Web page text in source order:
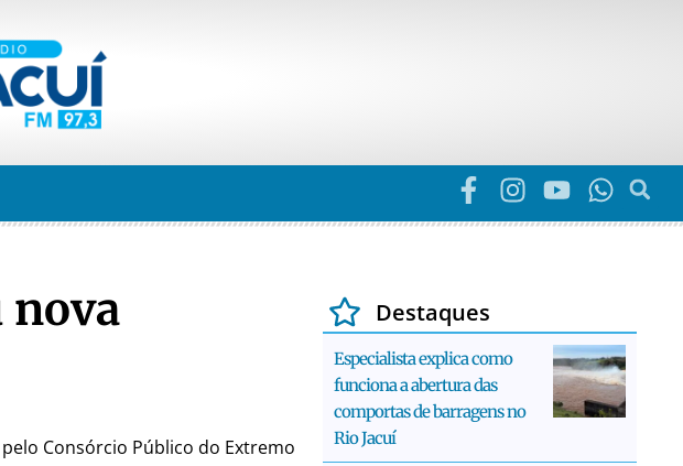
nova
Consórcio Público do Extremo
Destaques
Especialista explica como
funciona a abertura das
comportas de barragens no
Rio Jacuí